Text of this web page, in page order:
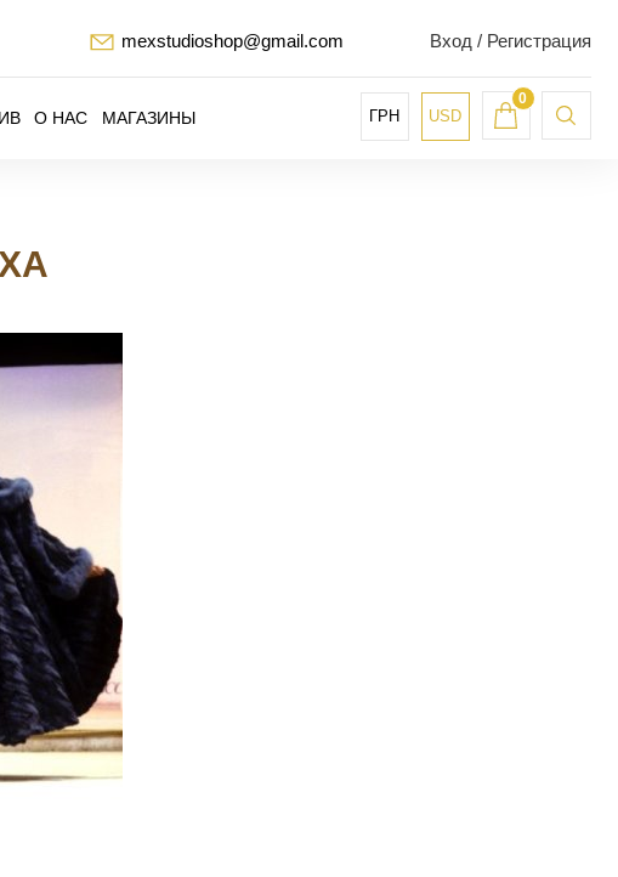
mexstudioshop@gmail.com Вход / Регистрация
О НАС МАГАЗИНЫ ГРН USD
0